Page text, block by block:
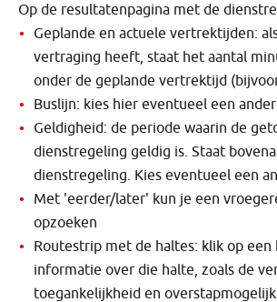
Op de resultatenpagina met de
Geplande en actuele vertrektijden:
vertraging heeft, staat het aantal
onder de geplande vertrektijd
Buslijn: kies hier eventueel een
Geldigheid: de periode waarin de
dienstregeling geldig is. Staat
dienstregeling. Kies eventueel een
Met 'eerder/later' kun je een
opzoeken
Routestrip met de haltes: klik op een
informatie over die halte, zoals de
toegankelijkheid en